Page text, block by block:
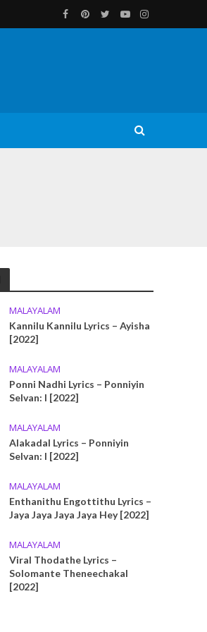
MALAYALAM
Kannilu Kannilu Lyrics – Ayisha
[2022]
MALAYALAM
Ponni Nadhi Lyrics – Ponniyin
Selvan: I [2022]
MALAYALAM
Alakadal Lyrics – Ponniyin
Selvan: I [2022]
MALAYALAM
Enthanithu Engottithu Lyrics –
Jaya Jaya Jaya Jaya Hey [2022]
MALAYALAM
Viral Thodathe Lyrics –
Solomante Theneechakal
[2022]